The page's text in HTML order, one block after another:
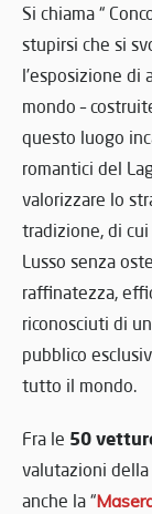
Si chiama “
stupirsi che si
l’esposizione di
mondo –
questo luogo
romantici del
valorizzare lo
tradizione, di
Lusso senza
raffinatezza,
riconosciuti di
pubblico
tutto il mondo.
Fra le 50
valutazioni della
anche la “